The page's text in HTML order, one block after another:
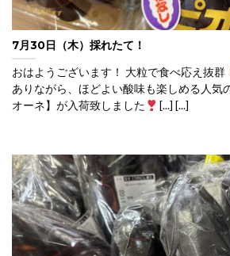
7月30日（木）採れたて！
おはようございます！ 大粒で食べ応え抜群
ありながら、ほどよい酸味も楽しめる人気
オーネ】が入荷致しました
[...] [...]